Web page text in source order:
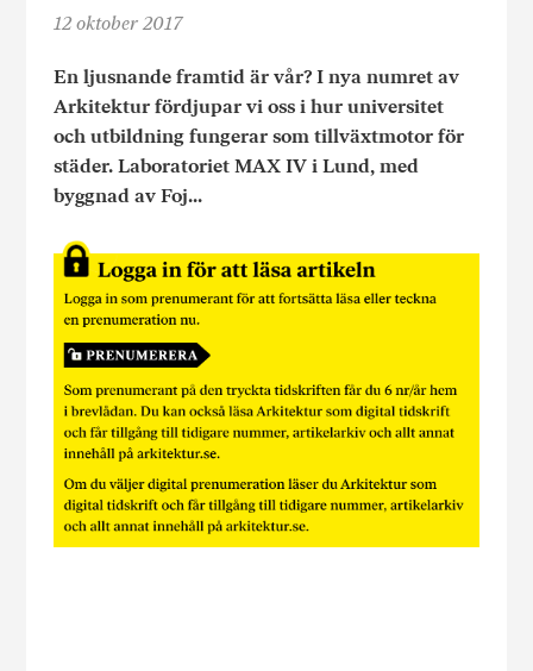
12 oktober 2017
En ljusnande framtid är vår? I nya numret av
Arkitektur fördjupar vi oss i hur universitet
och utbildning fungerar som tillväxtmotor för
städer. Laboratoriet MAX IV i Lund, med
byggnad av Foj...